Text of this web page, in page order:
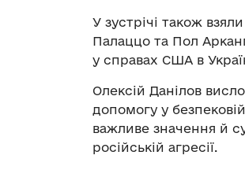
У зустрічі також
Палаццо та Пол
у справах США в
Олексій Данілов
допомогу у
важливе значення й
російській агресії.